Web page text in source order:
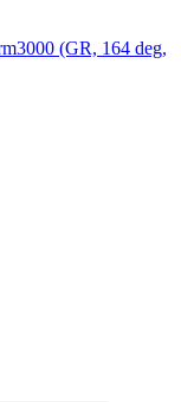
(GR, 164 deg,